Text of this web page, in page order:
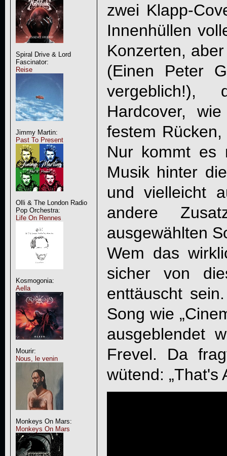
Spiral Drive & Lord
Fascinator:
Reise
Jimmy Martin:
Past To Present
Olli & The London Radio
Pop Orchestra:
Life On Rennes
Kosmogonia:
Aella
Mourir:
Nous, le venin
Monkeys On Mars:
Monkeys On Mars
zwei Klapp-
Innenhüllen
Konzerten,
(Einen Peter
Hardcover,
festem
Nur kommt es
Musik hinter
und vielleicht
andere
ausgewählten
Wem das
sicher von
enttäuscht
Song wie
ausgeblendet
Frevel. Da
wütend: „That's